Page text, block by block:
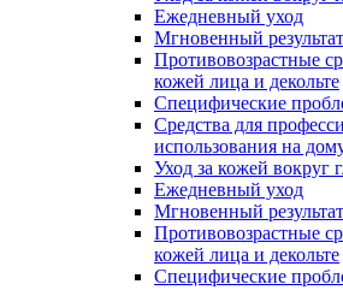
Ежедневный уход
Мгновенный результат
Противовозрастные
кожей лица и декольте
Специфические
Средства для
использования на
Уход за кожей вокруг
Ежедневный уход
Мгновенный результат
Противовозрастные
кожей лица и декольте
Специфические